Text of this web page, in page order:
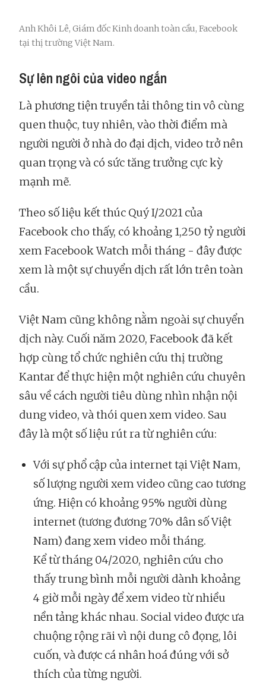
Anh Khôi Lê, Giám đốc Kinh doanh toàn cầu, Facebook
tại thị trường Việt Nam.
Sự lên ngôi của video ngắn
Là phương tiện truyền tải thông tin vô cùng
quen thuộc, tuy nhiên, vào thời điểm mà
người người ở nhà do đại dịch, video trở nên
quan trọng và có sức tăng trưởng cực kỳ
mạnh mẽ.
Theo số liệu kết thúc Quý I/2021 của
Facebook cho thấy, có khoảng 1,250 tỷ người
xem Facebook Watch mỗi tháng - đây được
xem là một sự chuyển dịch rất lớn trên toàn
cầu.
Việt Nam cũng không nằm ngoài sự chuyển
dịch này. Cuối năm 2020, Facebook đã kết
hợp cùng tổ chức nghiên cứu thị trường
Kantar để thực hiện một nghiên cứu chuyên
sâu về cách người tiêu dùng nhìn nhận nội
dung video, và thói quen xem video. Sau
đây là một số liệu rút ra từ nghiên cứu:
Với sự phổ cập của internet tại Việt Nam,
số lượng người xem video cũng cao tương
ứng. Hiện có khoảng 95% người dùng
internet (tương đương 70% dân số Việt
Nam) đang xem video mỗi tháng.
Kể từ tháng 04/2020, nghiên cứu cho
thấy trung bình mỗi người dành khoảng
4 giờ mỗi ngày để xem video từ nhiều
nền tảng khác nhau. Social video được ưa
chuộng rộng rãi vì nội dung cô đọng, lôi
cuốn, và được cá nhân hoá đúng với sở
thích của từng người.